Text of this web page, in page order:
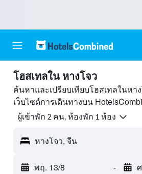
โฮสเทลใน หางโจว
ค้นหาและเปรียบเทียบโฮสเทลในหา
เว็บไซต์การเดินทางบน
ผู้เข้าพัก 2 คน, ห้องพัก 1 ห้อง
หางโจว, จีน
พฤ. 13/8 -